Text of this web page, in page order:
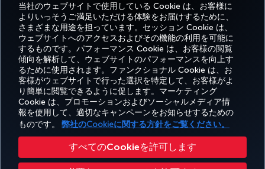
当社のウェブサイトで使用している Cookie は、お客様に
よりいっそうご満足いただける体験をお届けするために、
さまざまな用途を担っています。セッション Cookie は、
ウェブサイトへのアクセスおよびその機能の利用を可能に
するものです。パフォーマンス Cookie は、お客様の閲覧
傾向を解析して、ウェブサイトのパフォーマンスを向上す
るために使用されます。ファンクショナル Cookie は、お
客様がウェブサイトで行った選択を特定して、お客様がよ
り簡単に閲覧できるように促します。マーケティング
Cookie は、プロモーションおよびソーシャルメディア情
報を使用して、適切なキャンペーンをお知らせするための
ものです。
弊社のCookieに関する方針をご覧ください。
すべてのCookieを許可します
Facebook
TwitterInstagram
YouTubeLinkedIn
TiktokブログPinterest
予約
と管
エクス
ペリエ
ンス
お得な情
報と目的
地
ヘ
ル
プ
Miles&Smiles
Corporate
Club
プライバシーポリシーおよびCookieポリシー 法律上のお知らせ
Cookie 設定の変更 US DOT（米国運輸省）カスタマーサービスプラン